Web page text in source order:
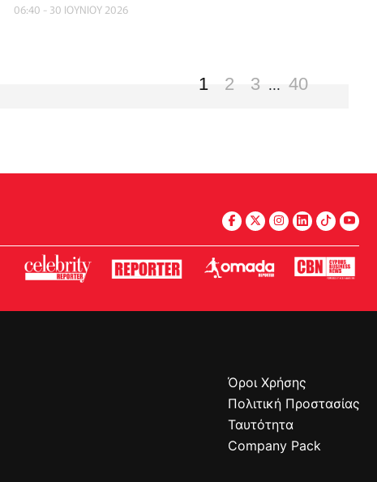
06:40 - 30 ΙΟΥΝΙΟΥ 2026
1 2 3 ... 40
Όροι Χρήσης
Πολιτική Προστασίας
Ταυτότητα
Company Pack